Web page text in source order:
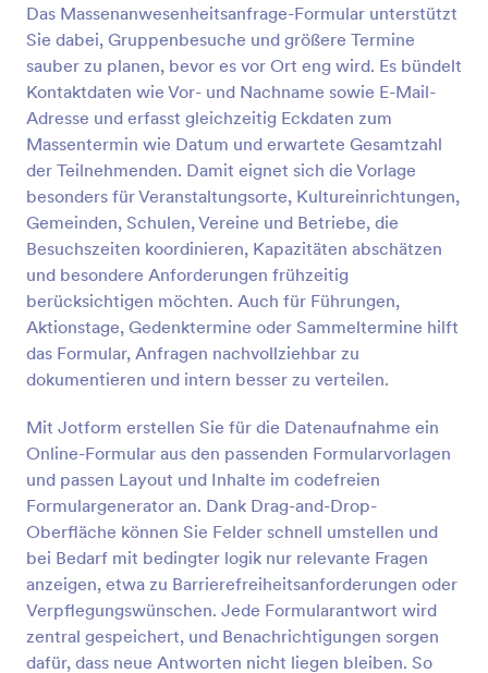
Das Massenanwesenheitsanfrage-Formular unterstützt
Sie dabei, Gruppenbesuche und größere Termine
sauber zu planen, bevor es vor Ort eng wird. Es bündelt
Kontaktdaten wie Vor- und Nachname sowie E-Mail-
Adresse und erfasst gleichzeitig Eckdaten zum
Massentermin wie Datum und erwartete Gesamtzahl
der Teilnehmenden. Damit eignet sich die Vorlage
besonders für Veranstaltungsorte, Kultureinrichtungen,
Gemeinden, Schulen, Vereine und Betriebe, die
Besuchszeiten koordinieren, Kapazitäten abschätzen
und besondere Anforderungen frühzeitig
berücksichtigen möchten. Auch für Führungen,
Aktionstage, Gedenktermine oder Sammeltermine hilft
das Formular, Anfragen nachvollziehbar zu
dokumentieren und intern besser zu verteilen.
Mit Jotform erstellen Sie für die Datenaufnahme ein
Online-Formular aus den passenden Formularvorlagen
und passen Layout und Inhalte im codefreien
Formulargenerator an. Dank Drag-and-Drop-
Oberfläche können Sie Felder schnell umstellen und
bei Bedarf mit bedingter logik nur relevante Fragen
anzeigen, etwa zu Barrierefreiheitsanforderungen oder
Verpflegungswünschen. Jede Formularantwort wird
zentral gespeichert, und Benachrichtigungen sorgen
dafür, dass neue Antworten nicht liegen bleiben. So
Vorschau
Buchungsformular Für Eine Party
Das Party-Buchungsformular erleichtert die
Annahme und Organisation von Feier-Anfragen für
Eventlocations, Dienstleister und private Gastgeber,
indem es Datenerfassung und Formularantworten
zentral in Jotform bündelt.
Go to Category:
Buchungsformulare